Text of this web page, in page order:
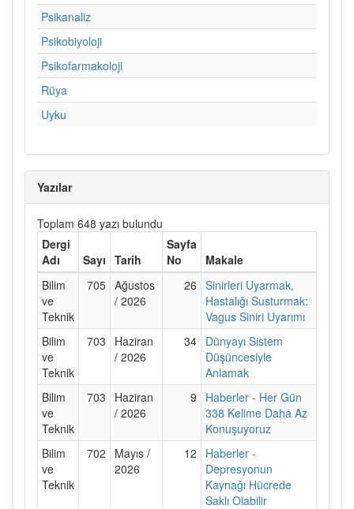
Psikanaliz
Psikobiyoloji
Psikofarmakoloji
Rüya
Uyku
Yazılar
Toplam 648 yazı bulundu
Dergi
Adı
Sayı Tarih
Sayfa
No
Makale
Bilim
ve
Teknik
705 Ağustos
/ 2026
26 Sinirleri Uyarmak,
Hastalığı Susturmak:
Vagus Siniri Uyarımı
Bilim
ve
Teknik
703
Haziran
/ 2026
34 Dünyayı Sistem
Düşüncesiyle
Anlamak
Bilim
ve
Teknik
703
Haziran
/ 2026
9
Haberler - Her Gün
338 Kelime Daha Az
Konuşuyoruz
Bilim
ve
Teknik
702
Mayıs /
2026
12
Haberler -
Depresyonun
Kaynağı Hücrede
Saklı Olabilir